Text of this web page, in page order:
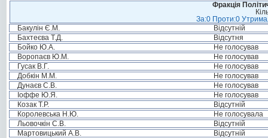
Фракція
За:0 Проти:0
Бакулін Є.М.
Відсутній
Бахтеєва Т.Д.
Відсутня
Бойко Ю.А.
Не голосував
Воропаєв Ю.М.
Не голосував
Гусак В.Г.
Не голосував
Добкін М.М.
Не голосував
Дунаєв С.В.
Не голосував
Іоффе Ю.Я.
Не голосував
Козак Т.Р.
Відсутній
Королевська Н.Ю.
Не голосувала
Льовочкін С.В.
Відсутній
Мартовицький А.В.
Відсутній